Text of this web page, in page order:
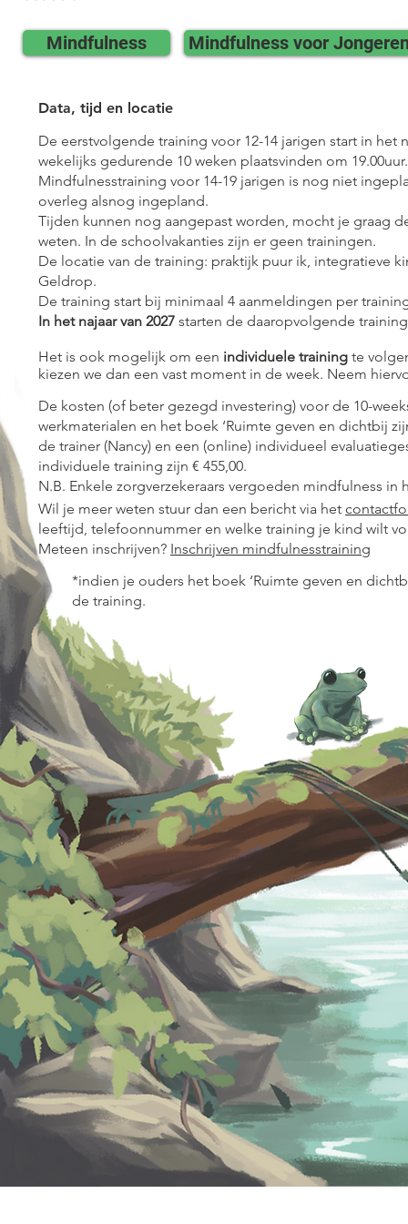
Data, tijd en locatie
De eerstvolgende training voor 12-14 jarigen start in het
wekelijks gedurende 10 weken plaatsvinden om 19.00uur.
Mindfulnesstraining voor 14-19 jarigen is nog niet
overleg alsnog ingepland.
Tijden kunnen nog aangepast worden, mocht je graag
weten. In de schoolvakanties zijn er geen trainingen.
De locatie van de training: praktijk puur ik, integratieve
Geldrop.
De training start bij minimaal 4 aanmeldingen per
In het najaar van 2027 starten de daaropvolgende
Mindfulness voor
Mindfulness
De kosten (of beter gezegd investering) voor de 10-
werkmaterialen en het boek ‘Ruimte geven en dichtbij
de trainer (Nancy) en een (online) individueel
individuele training zijn € 455,00.
N.B. Enkele zorgverzekeraars vergoeden mindfulness
Wil je meer weten stuur dan een bericht via het
leeftijd, telefoonnummer en welke training je kind wilt
Meteen inschrijven? Inschrijven mindfulnesstraining
*indien je ouders het boek ‘Ruimte geven en
de training.
Het is ook mogelijk om een individuele training te
kiezen we dan een vast moment in de week. Neem